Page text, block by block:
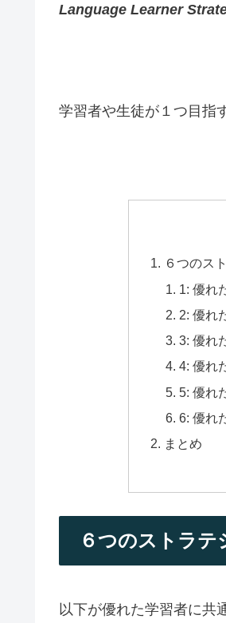
Language Learner
学習者や生徒が１つ目指
６つのス
1: 優れ
2: 優れ
3: 優れ
4: 優れ
5: 優れ
6: 優れ
まとめ
６つのストラテ
以下が優れた学習者に共